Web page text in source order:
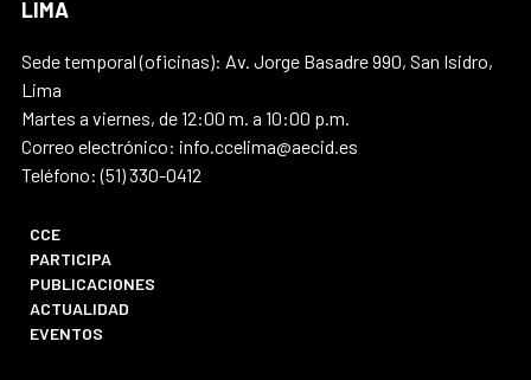
LIMA
Sede temporal (oficinas): Av. Jorge Basadre 990, San Isidro,
Lima
Martes a viernes, de 12:00 m. a 10:00 p.m.
Correo electrónico: info.ccelima@aecid.es
Teléfono: (51) 330-0412
CCE
PARTICIPA
PUBLICACIONES
ACTUALIDAD
EVENTOS